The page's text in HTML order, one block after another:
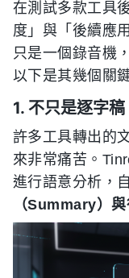
在測試多款工具
度」與「後續應
只是一個錄音機
以下是其幾個關
1. 不只是逐字
許多工具轉出的
來非常痛苦。
進行語意分析，
（Summary）與